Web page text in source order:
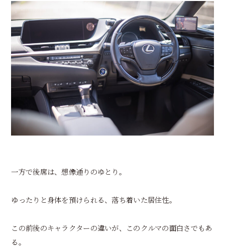
一方で後席は、想像通りのゆとり。
ゆったりと身体を預けられる、落ち着いた居住性。
この前後のキャラクターの違いが、このクルマの面白さでもあ
る。